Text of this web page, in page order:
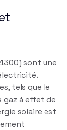
sont une
tels que le
gaz à effet de
solaire est